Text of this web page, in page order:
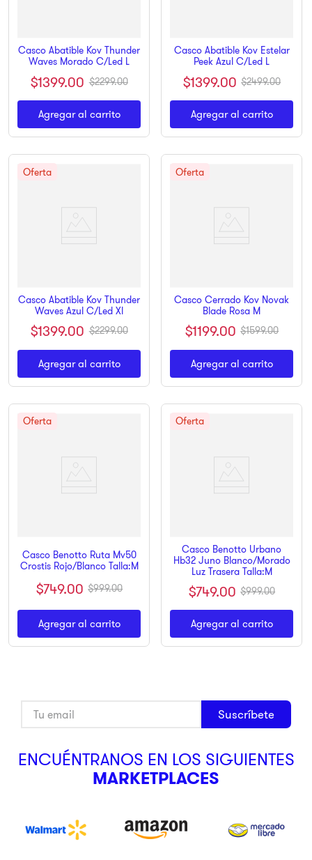
Casco Abatible Kov Thunder
Waves Morado C/Led L
$1399.00 $2299.00
Agregar al carrito
Casco Abatible Kov Estelar
Peek Azul C/Led L
$1399.00 $2499.00
Agregar al carrito
Casco Abatible Kov Thunder
Waves Azul C/Led Xl
$1399.00 $2299.00
Agregar al carrito
Casco Cerrado Kov Novak
Blade Rosa M
$1199.00 $1599.00
Agregar al carrito
Casco Benotto Ruta Mv50
Crostis Rojo/Blanco Talla:M
$749.00 $999.00
Agregar al carrito
Casco Benotto Urbano
Hb32 Juno Blanco/Morado
Luz Trasera Talla:M
$749.00 $999.00
Agregar al carrito
Suscríbete
ENCUÉNTRANOS EN LOS SIGUIENTES
MARKETPLACES